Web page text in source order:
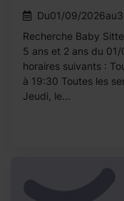
Du01/09/
Recherche Baby
5 ans et 2 ans du
horaires suivants :
à 19:30 Toutes les
Jeudi, le...